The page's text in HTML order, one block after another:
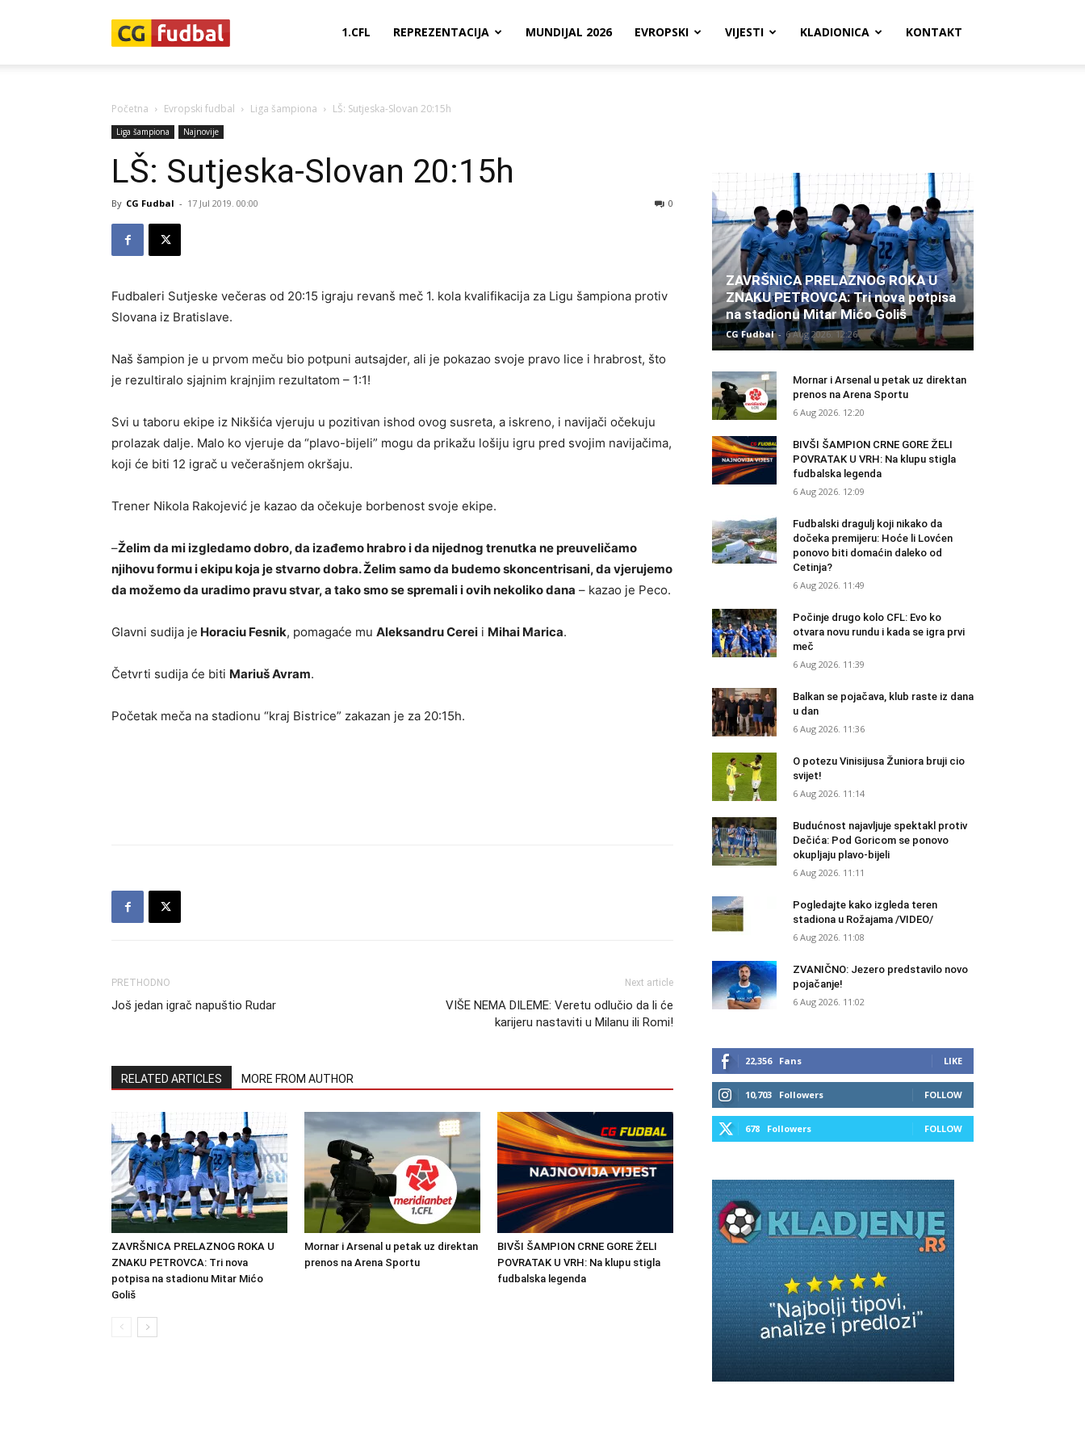
1.CFL REPREZENTACIJA MUNDIJAL 2026 EVROPSKI VIJESTI KLADIONICA KONTAKT
Početna Evropski fudbal Liga šampiona LŠ: Sutjeska-Slovan 20:15h
Liga šampiona Najnovije
LŠ: Sutjeska-Slovan 20:15h
By CG Fudbal - 17 Jul 2019. 00:00 0
Fudbaleri Sutjeske večeras od 20:15 igraju revanš meč 1. kola kvalifikacija za Ligu šampiona protiv
Slovana iz Bratislave.
Naš šampion je u prvom meču bio potpuni autsajder, ali je pokazao svoje pravo lice i hrabrost, što
je rezultiralo sjajnim krajnjim rezultatom – 1:1!
Svi u taboru ekipe iz Nikšića vjeruju u pozitivan ishod ovog susreta, a iskreno, i navijači očekuju
prolazak dalje. Malo ko vjeruje da “plavo-bijeli” mogu da prikažu lošiju igru pred svojim navijačima,
koji će biti 12 igrač u večerašnjem okršaju.
Trener Nikola Rakojević je kazao da očekuje borbenost svoje ekipe.
–Želim da mi izgledamo dobro, da izađemo hrabro i da nijednog trenutka ne preuveličamo
njihovu formu i ekipu koja je stvarno dobra. Želim samo da budemo skoncentrisani, da vjerujemo
da možemo da uradimo pravu stvar, a tako smo se spremali i ovih nekoliko dana – kazao je Peco.
Glavni sudija je Horaciu Fesnik, pomagaće mu Aleksandru Cerei i Mihai Marica.
Četvrti sudija će biti Mariuš Avram.
Početak meča na stadionu “kraj Bistrice” zakazan je za 20:15h.
PRETHODNO
Još jedan igrač napuštio Rudar
Next article
VIŠE NEMA DILEME: Veretu odlučio da li će
karijeru nastaviti u Milanu ili Romi!
RELATED ARTICLES MORE FROM AUTHOR
ZAVRŠNICA PRELAZNOG ROKA U
ZNAKU PETROVCA: Tri nova
potpisa na stadionu Mitar Mićo
Goliš
Mornar i Arsenal u petak uz direktan
prenos na Arena Sportu
BIVŠI ŠAMPION CRNE GORE ŽELI
POVRATAK U VRH: Na klupu stigla
fudbalska legenda
ZAVRŠNICA PRELAZNOG ROKA U
ZNAKU PETROVCA: Tri nova potpisa
na stadionu Mitar Mićo Goliš
CG Fudbal - 6 Aug 2026. 12:26
Mornar i Arsenal u petak uz direktan
prenos na Arena Sportu
6 Aug 2026. 12:20
BIVŠI ŠAMPION CRNE GORE ŽELI
POVRATAK U VRH: Na klupu stigla
fudbalska legenda
6 Aug 2026. 12:09
Fudbalski dragulj koji nikako da
dočeka premijeru: Hoće li Lovćen
ponovo biti domaćin daleko od
Cetinja?
6 Aug 2026. 11:49
Počinje drugo kolo CFL: Evo ko
otvara novu rundu i kada se igra prvi
meč
6 Aug 2026. 11:39
Balkan se pojačava, klub raste iz dana
u dan
6 Aug 2026. 11:36
O potezu Vinisijusa Žuniora bruji cio
svijet!
6 Aug 2026. 11:14
Budućnost najavljuje spektakl protiv
Dečića: Pod Goricom se ponovo
okupljaju plavo-bijeli
6 Aug 2026. 11:11
Pogledajte kako izgleda teren
stadiona u Rožajama /VIDEO/
6 Aug 2026. 11:08
ZVANIČNO: Jezero predstavilo novo
pojačanje!
6 Aug 2026. 11:02
22,356 Fans LIKE
10,703 Followers FOLLOW
678 Followers FOLLOW